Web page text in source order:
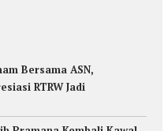
Bersama ASN,
RTRW Jadi